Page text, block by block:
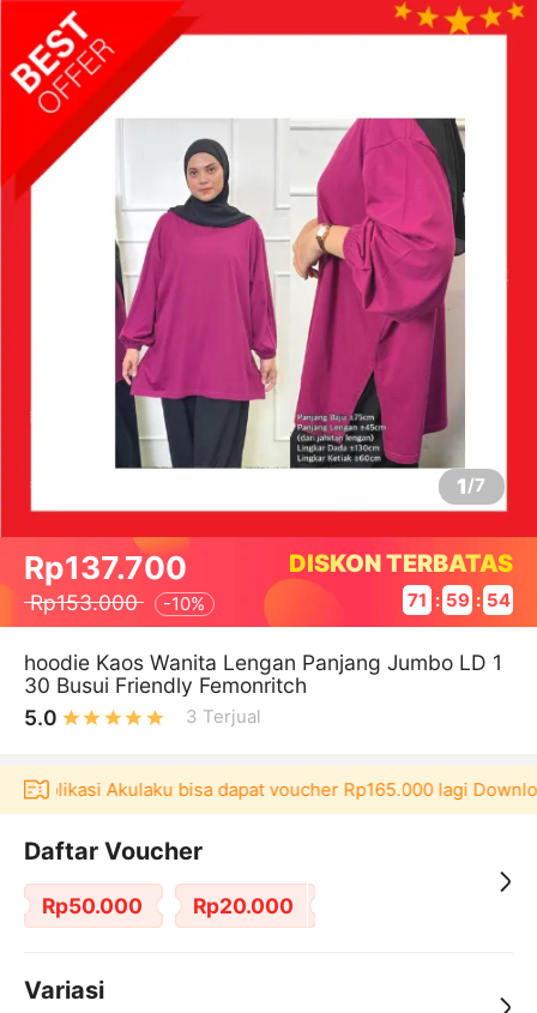
1/7
Rp137.700
Rp153.000 -10%
DISKON TERBATAS
71 : 59 : 54
hoodie Kaos Wanita Lengan Panjang Jumbo LD 1
30 Busui Friendly Femonritch
5.0
3 Terjual
aplikasi Akulaku bisa dapat voucher Rp165.000 lagi
Daftar Voucher
Rp50.000 Rp20.000
Variasi